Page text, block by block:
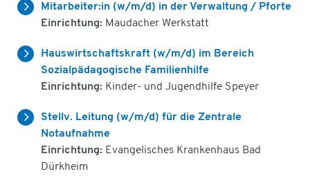
Mitarbeiter:in (w/m/d) in der Verwaltung / Pforte
Einrichtung: Maudacher Werkstatt
Hauswirtschaftskraft (w/m/d) im Bereich
Sozialpädagogische Familienhilfe
Einrichtung: Kinder- und Jugendhilfe Speyer
Stellv. Leitung (w/m/d) für die Zentrale
Notaufnahme
Einrichtung: Evangelisches Krankenhaus Bad
Dürkheim